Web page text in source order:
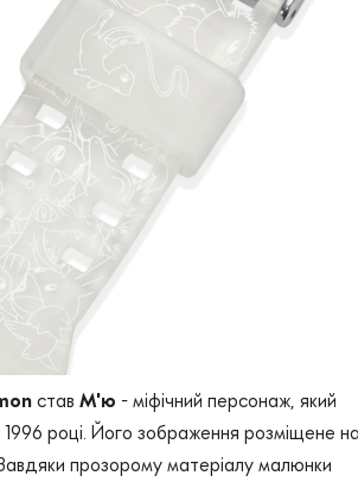
став М'ю - міфічний персонаж, який
році. Його зображення розміщене
прозорому матеріалу малюнки